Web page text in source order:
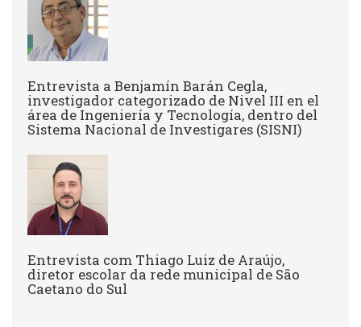
Entrevista a Benjamín Barán Cegla,
investigador categorizado de Nivel III en el
área de Ingeniería y Tecnología, dentro del
Sistema Nacional de Investigares (SISNI)
Entrevista com Thiago Luiz de Araújo,
diretor escolar da rede municipal de São
Caetano do Sul